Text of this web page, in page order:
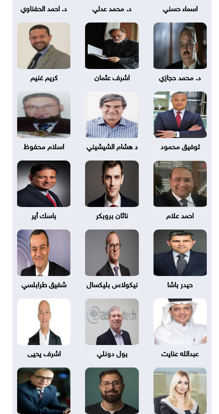
اسماء حسني د. محمد عدلي د. احمد الحفناوي
د. محمد حجازي اشرف عثمان كريم غنيم
توفيق محمود د هشام الشيشيني اسلام محفوظ
احمد علام ناثان بروبكر باسك أير
حيدر باشا نيكولاس بليكسال شفيق طرابلسي
عبدالله عنايت بول دونلي اشرف يحيى